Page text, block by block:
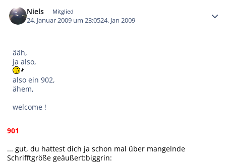
Niels Mitglied
24. Januar 2009 um 23:0524. Jan 2009
ääh,
ja also,
also ein 902,
ähem,
welcome !
901
... gut, du hattest dich ja schon mal über mangelnde
Schrifftgröße geäußert:biggrin: